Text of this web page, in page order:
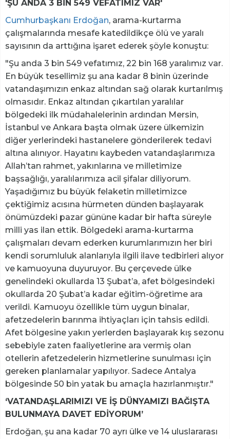
'ŞU ANDA 3 BİN 549 VEFATIMIZ VAR'
Cumhurbaşkanı Erdoğan, arama-kurtarma
çalışmalarında mesafe katedildikçe ölü ve yaralı
sayısının da arttığına işaret ederek şöyle konuştu:
"Şu anda 3 bin 549 vefatımız, 22 bin 168 yaralımız var.
En büyük tesellimiz şu ana kadar 8 binin üzerinde
vatandaşımızın enkaz altından sağ olarak kurtarılmış
olmasıdır. Enkaz altından çıkartılan yaralılar
bölgedeki ilk müdahalelerinin ardından Mersin,
İstanbul ve Ankara başta olmak üzere ülkemizin
diğer yerlerindeki hastanelere gönderilerek tedavi
altına alınıyor. Hayatını kaybeden vatandaşlarımıza
Allah’tan rahmet, yakınlarına ve milletimize
başsağlığı, yaralılarımıza acil şifalar diliyorum.
Yaşadığımız bu büyük felaketin milletimizce
çektiğimiz acısına hürmeten dünden başlayarak
önümüzdeki pazar gününe kadar bir hafta süreyle
milli yas ilan ettik. Bölgedeki arama-kurtarma
çalışmaları devam ederken kurumlarımızın her biri
kendi sorumluluk alanlarıyla ilgili ilave tedbirleri alıyor
ve kamuoyuna duyuruyor. Bu çerçevede ülke
genelindeki okullarda 13 Şubat’a, afet bölgesindeki
okullarda 20 Şubat’a kadar eğitim-öğretime ara
verildi. Kamuoyu özellikle tüm uygun binalar,
afetzedelerin barınma ihtiyaçları için tahsis edildi.
Afet bölgesine yakın yerlerden başlayarak kış sezonu
sebebiyle zaten faaliyetlerine ara vermiş olan
otellerin afetzedelerin hizmetlerine sunulması için
gereken planlamalar yapılıyor. Sadece Antalya
bölgesinde 50 bin yatak bu amaçla hazırlanmıştır."
‘VATANDAŞLARIMIZI VE İŞ DÜNYAMIZI BAĞIŞTA
BULUNMAYA DAVET EDİYORUM’
Erdoğan, şu ana kadar 70 ayrı ülke ve 14 uluslararası